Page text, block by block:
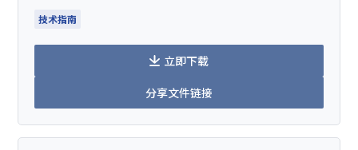
技术指南
立即下载
分享文件链接